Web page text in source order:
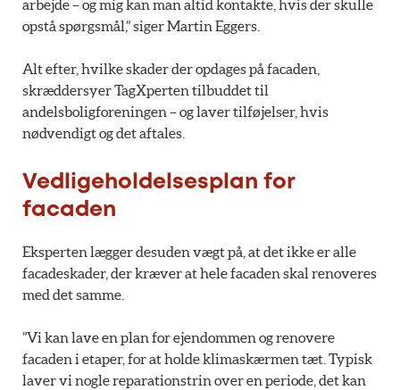
arbejde – og mig kan man altid kontakte, hvis der skulle
opstå spørgsmål,” siger Martin Eggers.
Alt efter, hvilke skader der opdages på facaden,
skræddersyer TagXperten tilbuddet til
andelsboligforeningen – og laver tilføjelser, hvis
nødvendigt og det aftales.
Vedligeholdelsesplan for
facaden
Eksperten lægger desuden vægt på, at det ikke er alle
facadeskader, der kræver at hele facaden skal renoveres
med det samme.
”Vi kan lave en plan for ejendommen og renovere
facaden i etaper, for at holde klimaskærmen tæt. Typisk
laver vi nogle reparationstrin over en periode, det kan